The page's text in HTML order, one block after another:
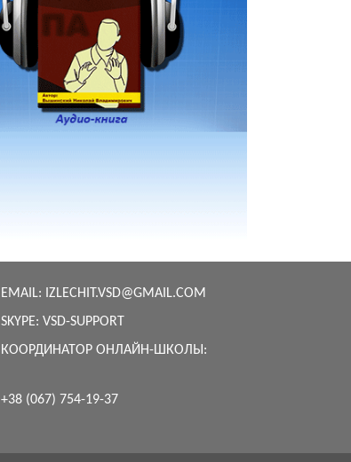
EMAIL: IZLECHIT.VSD@GMAIL.COM
SKYPE: VSD-SUPPORT
КООРДИНАТОР ОНЛАЙН-ШКОЛЫ:
+38 (067) 754-19-37